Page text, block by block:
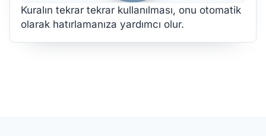
Kuralın tekrar tekrar kullanılması, onu otomatik
olarak hatırlamanıza yardımcı olur.